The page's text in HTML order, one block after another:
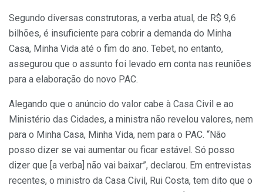
Segundo diversas construtoras, a verba atual, de R$ 9,6
bilhões, é insuficiente para cobrir a demanda do Minha
Casa, Minha Vida até o fim do ano. Tebet, no entanto,
assegurou que o assunto foi levado em conta nas reuniões
para a elaboração do novo PAC.
Alegando que o anúncio do valor cabe à Casa Civil e ao
Ministério das Cidades, a ministra não revelou valores, nem
para o Minha Casa, Minha Vida, nem para o PAC. “Não
posso dizer se vai aumentar ou ficar estável. Só posso
dizer que [a verba] não vai baixar”, declarou. Em entrevistas
recentes, o ministro da Casa Civil, Rui Costa, tem dito que o